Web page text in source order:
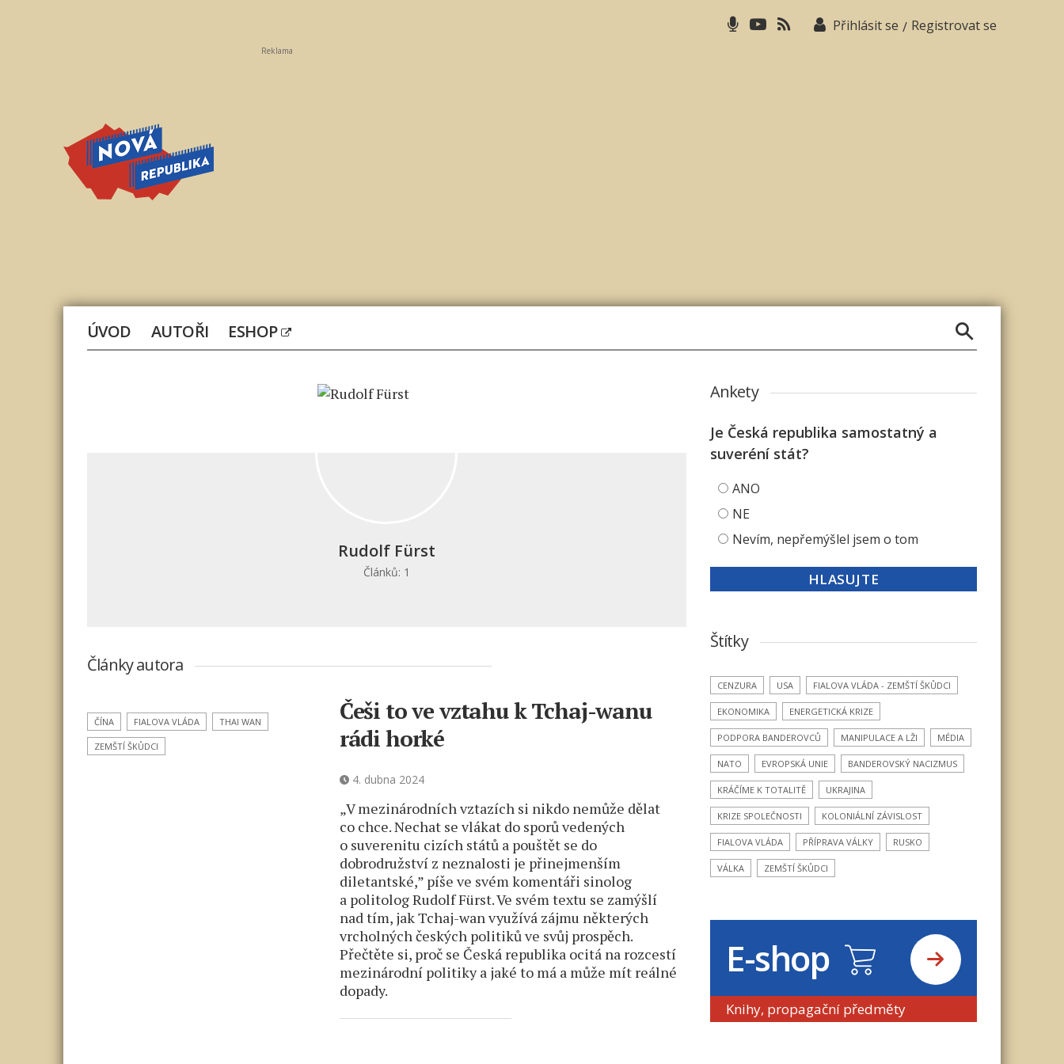
Přihlásit se / Registrovat se
Reklama
ÚVOD AUTOŘI ESHOP
Rudolf Fürst
Článků: 1
Články autora
ČÍNA FIALOVA VLÁDA THAI WAN
ZEMŠTÍ ŠKŮDCI
Češi to ve vztahu k Tchaj-wanu
rádi horké
4. dubna 2024
„V mezinárodních vztazích si nikdo nemůže dělat
co chce. Nechat se vlákat do sporů vedených
o suverenitu cizích států a pouštět se do
dobrodružství z neznalosti je přinejmenším
diletantské,” píše ve svém komentáři sinolog
a politolog Rudolf Fürst. Ve svém textu se zamýšlí
nad tím, jak Tchaj-wan využívá zájmu některých
vrcholných českých politiků ve svůj prospěch.
Přečtěte si, proč se Česká republika ocitá na rozcestí
mezinárodní politiky a jaké to má a může mít reálné
dopady.
Ankety
Je Česká republika samostatný a
suveréní stát?
ANO
NE
Nevím, nepřemýšlel jsem o tom
Štítky
CENZURA USA FIALOVA VLÁDA - ZEMŠTÍ ŠKŮDCI
EKONOMIKA ENERGETICKÁ KRIZE
PODPORA BANDEROVCŮ MANIPULACE A LŽI MÉDIA
NATO EVROPSKÁ UNIE BANDEROVSKÝ NACIZMUS
KRÁČÍME K TOTALITĚ UKRAJINA
KRIZE SPOLEČNOSTI KOLONIÁLNÍ ZÁVISLOST
FIALOVA VLÁDA PŘÍPRAVA VÁLKY RUSKO
VÁLKA ZEMŠTÍ ŠKŮDCI
E-shop
Knihy, propagační předměty